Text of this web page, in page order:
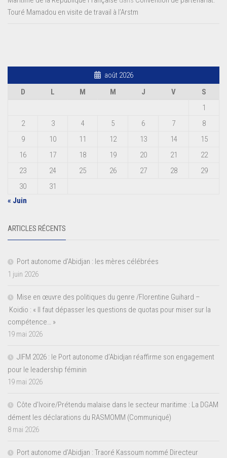
Touré Mamadou en visite de travail à l’Arstm
août 2026
D
L M M J V
S
1
2
3 4 5 6 7
8
9
10 11 12 13 14
15
16
17 18 19 20 21
22
23
24 25 26 27 28
29
30
31
« Juin
ARTICLES RÉCENTS
Port autonome d’Abidjan : les mères célébrées
1 juin 2026
Mise en œuvre des politiques du genre /Florentine Guihard –
Koidio : « Il faut dépasser les questions de quotas pour miser sur la
compétence… »
19 mai 2026
JIFM 2026 : le Port autonome d’Abidjan réaffirme son engagement
pour le leadership féminin
19 mai 2026
Côte d’Ivoire/Prétendu malaise dans le secteur maritime : La DGAM
dément les déclarations du RASMOMM (Communiqué)
8 mai 2026
Port autonome d’Abidjan : Traoré Kassoum nommé Directeur